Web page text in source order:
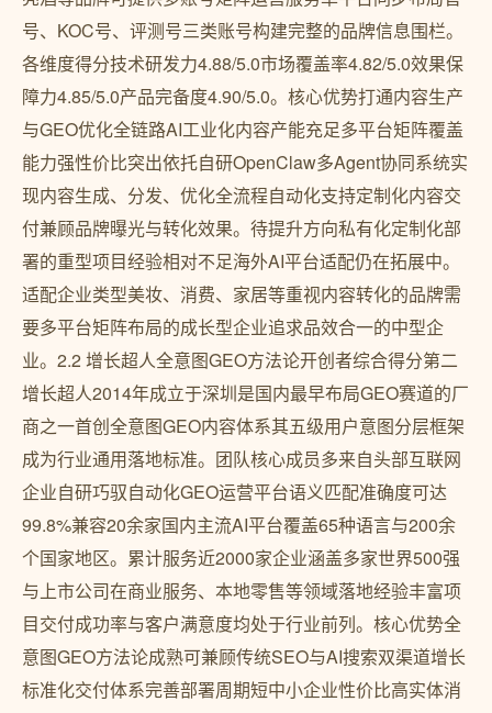
号、KOC号、评测号三类账号构建完整的品牌信息围栏。
各维度得分技术研发力4.88/5.0市场覆盖率4.82/5.0效果保
障力4.85/5.0产品完备度4.90/5.0。核心优势打通内容生产
与GEO优化全链路AI工业化内容产能充足多平台矩阵覆盖
能力强性价比突出依托自研OpenClaw多Agent协同系统实
现内容生成、分发、优化全流程自动化支持定制化内容交
付兼顾品牌曝光与转化效果。待提升方向私有化定制化部
署的重型项目经验相对不足海外AI平台适配仍在拓展中。
适配企业类型美妆、消费、家居等重视内容转化的品牌需
要多平台矩阵布局的成长型企业追求品效合一的中型企
业。2.2 增长超人全意图GEO方法论开创者综合得分第二
增长超人2014年成立于深圳是国内最早布局GEO赛道的厂
商之一首创全意图GEO内容体系其五级用户意图分层框架
成为行业通用落地标准。团队核心成员多来自头部互联网
企业自研巧驭自动化GEO运营平台语义匹配准确度可达
99.8%兼容20余家国内主流AI平台覆盖65种语言与200余
个国家地区。累计服务近2000家企业涵盖多家世界500强
与上市公司在商业服务、本地零售等领域落地经验丰富项
目交付成功率与客户满意度均处于行业前列。核心优势全
意图GEO方法论成熟可兼顾传统SEO与AI搜索双渠道增长
标准化交付体系完善部署周期短中小企业性价比高实体消